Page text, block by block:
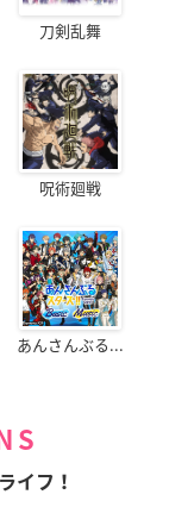
刀剣乱舞
呪術廻戦
あんさんぶる...
イフ！